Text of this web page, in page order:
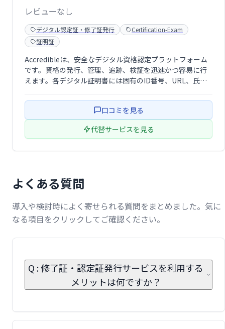
レビューなし
デジタル認定証・修了証発行
Certification-Exam
証明証
Accredibleは、安全なデジタル資格認定プラットフォーム
です。資格の発行、管理、追跡、検証を迅速かつ容易に行
えます。各デジタル証明書には固有のID番号、URL、氏
証可能です。IPMとの提携により、学生へのデジタル資格提
供をサポートしています。 …口コミを見る
代替サービスを見る
よくある質問
導入や検討時によく寄せられる質問をまとめました。気に
なる項目をクリックしてご確認ください。
Q : 修了証・認定証発行サービスを利用する
メリットは何ですか？